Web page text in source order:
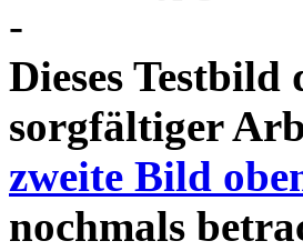
-
Dieses
sorgfältiger
zweite Bild
nochmals